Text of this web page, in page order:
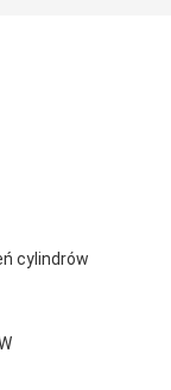
cylindrów